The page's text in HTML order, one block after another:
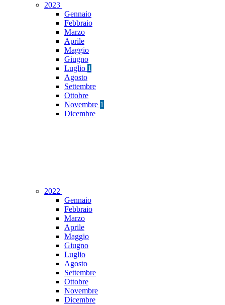
2023
Gennaio
Febbraio
Marzo
Aprile
Maggio
Giugno
Luglio 1
Agosto
Settembre
Ottobre
Novembre 1
Dicembre
2022
Gennaio
Febbraio
Marzo
Aprile
Maggio
Giugno
Luglio
Agosto
Settembre
Ottobre
Novembre
Dicembre